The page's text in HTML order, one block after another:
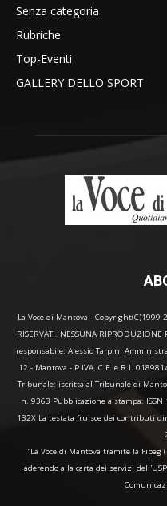
Senza categoria
Rubriche
Top-Eventi
GALLERY DELLO SPORT
La Voce di Mantova - Copyright(C)1999-
RISERVATI. NESSUNA
responsabile: Alessio Tarpini
12 - Mantova - P.IVA, C.F. e R.I.
Tribunale: iscritta al Tribunale di
n. 9363 Pubblicazione a stampa:
132X La testata fruisce dei contributi
“La Voce di Mantova tramite la
aderendo alla carta dei servizi